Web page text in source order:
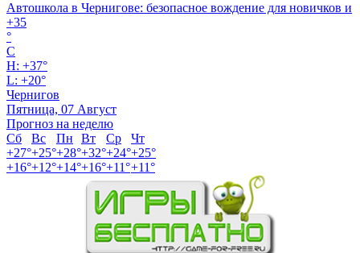
Автошкола в Чернигове: безопасное вождение для новичков и
+35
°
C
H: +37°
L: +20°
Чернигов
Пятница, 07 Август
Прогноз на неделю
Сб
Вс Пн Вт Ср
Чт
+27°+25°+28°+32°+24°+25°
+16°+12°+14°+16°+11°+11°